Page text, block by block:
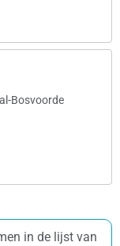
Bosvoorde
in de lijst van